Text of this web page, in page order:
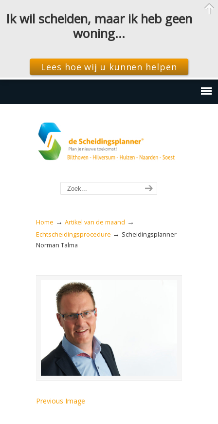
Home → Artikel van de maand →
Echtscheidingsprocedure → Scheidingsplanner
Norman Talma
Previous Image
Ik wil scheiden, maar ik heb geen
woning…
Lees hoe wij u kunnen helpen